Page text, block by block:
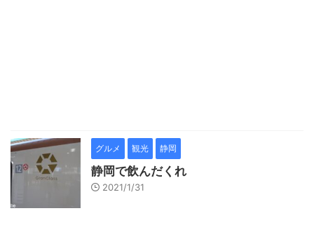
グルメ 観光 静岡
静岡で飲んだくれ
2021/1/31